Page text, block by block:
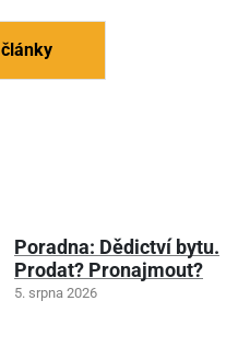
Poradna: Dědictví bytu.
Prodat? Pronajmout?
5. srpna 2026